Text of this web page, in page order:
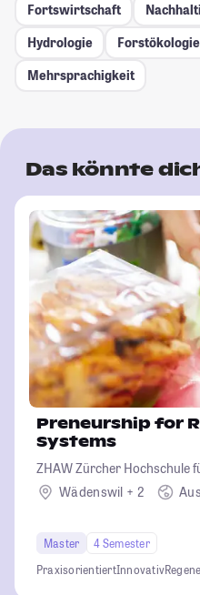
Fortswirtschaft
Hydrologie
Forstökologie
Mehrsprachigkeit
Das könnte
Preneurship for
Systems
ZHAW Zürcher Hochschule
Wissenschaften
Wädenswil + 2
Master
4 Semester
PraxisorientiertInnovativ